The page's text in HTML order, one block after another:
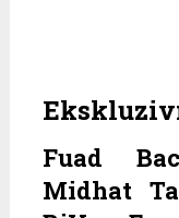
Fuad
Midhat